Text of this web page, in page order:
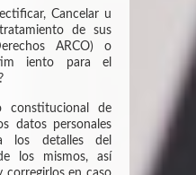
Cancelar u
de sus
ARCO) o
iento para el
constitucional de
datos personales
los detalles del
los mismos, así